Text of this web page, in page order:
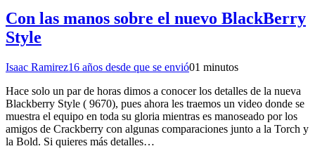
Con las manos sobre el nuevo BlackBerry
Style
Isaac Ramirez16 años desde que se envió01 minutos
Hace solo un par de horas dimos a conocer los detalles de la nueva
Blackberry Style ( 9670), pues ahora les traemos un video donde se
muestra el equipo en toda su gloria mientras es manoseado por los
amigos de Crackberry con algunas comparaciones junto a la Torch y
la Bold. Si quieres más detalles…